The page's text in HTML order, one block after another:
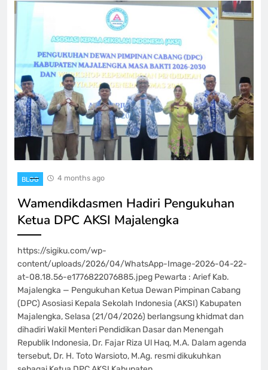
BLOG 4 months ago
Wamendikdasmen Hadiri Pengukuhan
Ketua DPC AKSI Majalengka
https://sigiku.com/wp-
content/uploads/2026/04/WhatsApp-Image-2026-04-22-
at-08.18.56-e1776822076885.jpeg Pewarta : Arief Kab.
Majalengka — Pengukuhan Ketua Dewan Pimpinan Cabang
(DPC) Asosiasi Kepala Sekolah Indonesia (AKSI) Kabupaten
Majalengka, Selasa (21/04/2026) berlangsung khidmat dan
dihadiri Wakil Menteri Pendidikan Dasar dan Menengah
Republik Indonesia, Dr. Fajar Riza Ul Haq, M.A. Dalam agenda
tersebut, Dr. H. Toto Warsioto, M.Ag. resmi dikukuhkan